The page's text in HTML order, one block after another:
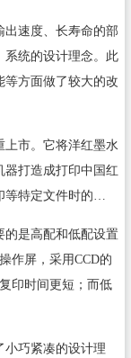
速度、长寿命的部
系统的设计理念。此
等方面做了较大的改
市。它将洋红墨水
器打造成打印中国红
等特定文件时的…
是高配和低配设置
作屏，采用CCD的
印时间更短；而低
巧紧凑的设计理